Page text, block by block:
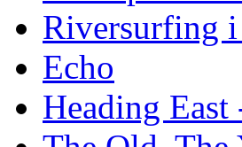
Riversurfing i
Echo
Heading